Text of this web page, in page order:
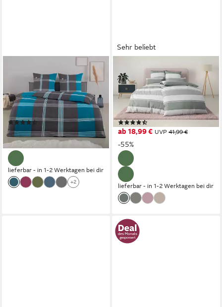
Bettwäsche Ole, Renforcé, 3
teilig, karierte Bettwäsche aus
Baumwolle, mit
Reißverschluss
(2124)
49,99 € UVP79,99 €
-38%
lieferbar - in 1-2 Werktagen bei dir
+2
Sehr beliebt
OTTO HOME
Bettwäsche Yonne, Renforcé,
2 teilig, in frischen Farben,
gestreifte Bettwäsche, ab Gr.
135x200 cm
ab 18,99 € UVP 41,99 €
-55%
lieferbar - in 1-2 Werktagen bei dir